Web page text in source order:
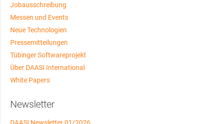
Jobausschreibung
Messen und Events
Neue Technologien
Pressemitteilungen
Tübinger Softwareprojekt
Über DAASI International
White Papers
Newsletter
DAASI Newsletter 01/2026